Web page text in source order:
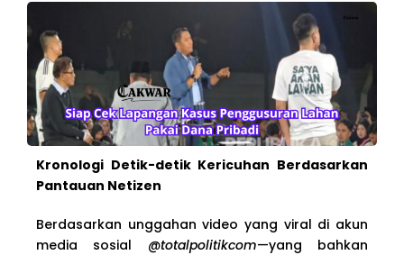
Kronologi Detik-detik Kericuhan Berdasarkan
Pantauan Netizen
Berdasarkan unggahan video yang viral di akun
media sosial @totalpolitikcom—yang bahkan